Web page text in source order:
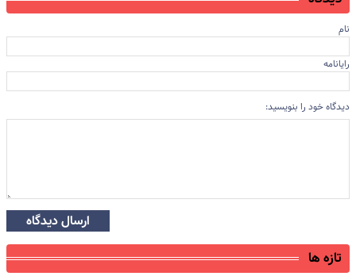
نام
رایانامه
دیدگاه خود را بنویسید:
ارسال دیدگاه
تازه ها